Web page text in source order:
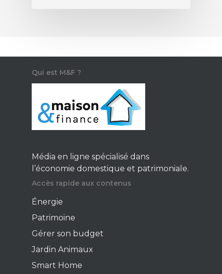
Qui est M&F ?
Média en ligne spécialisé dans
l’économie domestique et patrimoniale.
Accès rapide aux contenus
Énergie
Patrimoine
Gérer son budget
Jardin Animaux
Smart Home